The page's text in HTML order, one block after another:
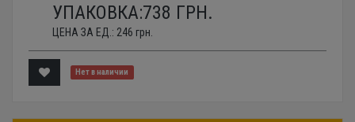
УПАКОВКА:738 ГРН.
ЦЕНА ЗА ЕД.: 246 грн.
Нет в наличии